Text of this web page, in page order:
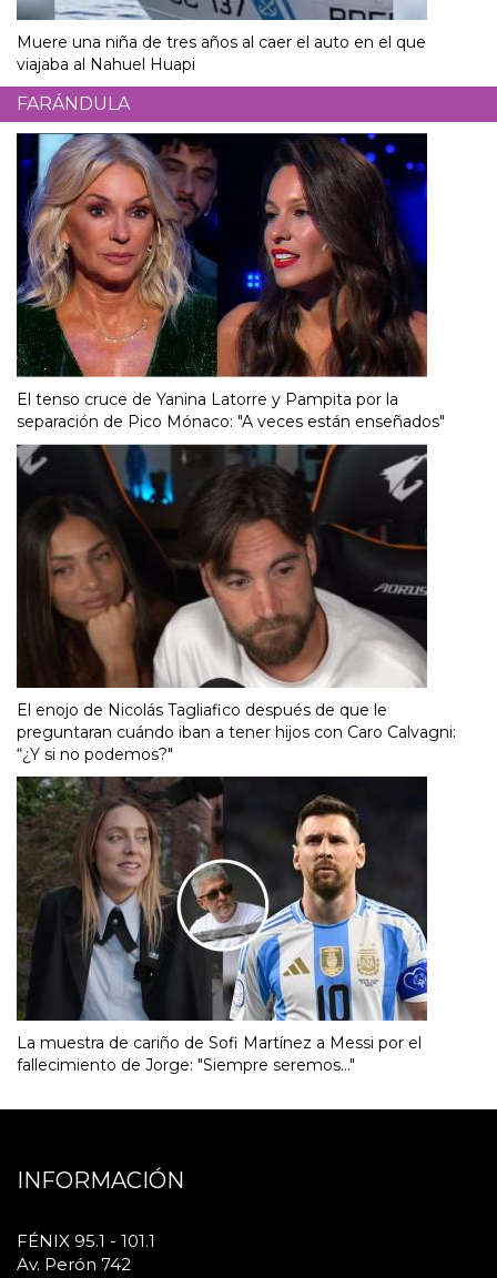
Muere una niña de tres años al caer el auto en el que
viajaba al Nahuel Huapi
FARÁNDULA
El tenso cruce de Yanina Latorre y Pampita por la
separación de Pico Mónaco: "A veces están enseñados"
El enojo de Nicolás Tagliafico después de que le
preguntaran cuándo iban a tener hijos con Caro Calvagni:
“¿Y si no podemos?"
La muestra de cariño de Sofi Martínez a Messi por el
fallecimiento de Jorge: "Siempre seremos..."
INFORMACIÓN
FÉNIX 95.1 - 101.1
Av. Perón 742